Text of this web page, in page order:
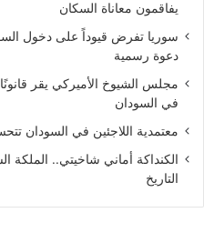
يفاقمون معاناة السكان
سوريا تفرض قيوداً على دخول
دعوة رسمية
مجلس الشيوخ الأميركي يقر
في السودان
معتمدية اللاجئين في السودان
الكنداكة أماني شاخيتي.. الملكة
التاريخ